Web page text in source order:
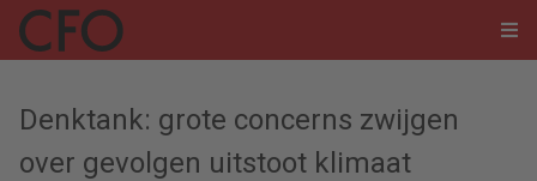
Denktank: grote concerns zwijgen
over gevolgen uitstoot klimaat